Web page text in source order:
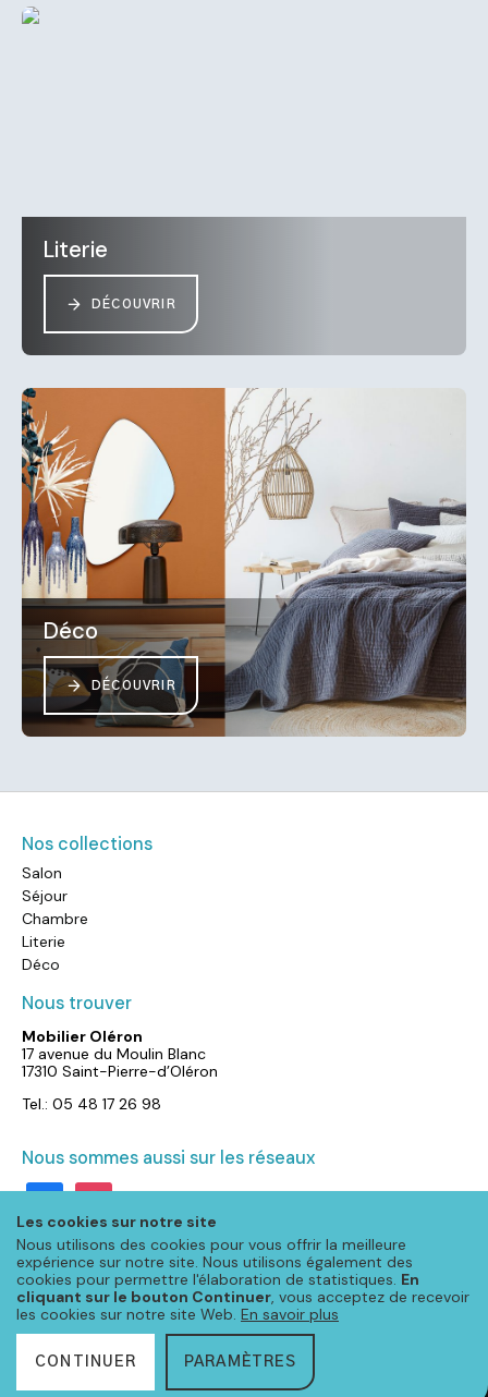
Les cookies sur notre site
Nous utilisons des cookies pour vous offrir la meilleure
expérience sur notre site. Nous utilisons également des
cookies pour permettre l'élaboration de statistiques. En
cliquant sur le bouton Continuer, vous acceptez de recevoir
les cookies sur notre site Web. En savoir plus
CONTINUER PARAMÈTRES
Literie
DÉCOUVRIR
Déco
DÉCOUVRIR
Nos collections
Salon
Séjour
Chambre
Literie
Déco
Nous trouver
Mobilier Oléron
17 avenue du Moulin Blanc
17310 Saint-Pierre-d’Oléron
Tel.: 05 48 17 26 98
Nous sommes aussi sur les réseaux
facebookinstagram
© Meubloo 2024 – Tous droits réservés